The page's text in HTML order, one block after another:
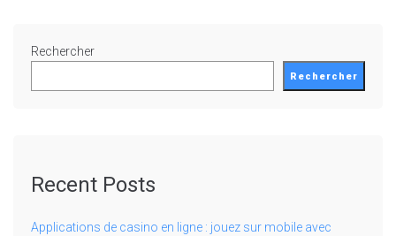
Rechercher
Rechercher
Recent Posts
Applications de casino en ligne : jouez sur mobile avec